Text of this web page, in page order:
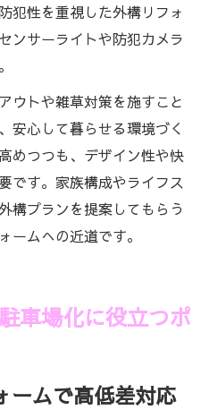
犯性を重視した外構リフォ
ンサーライトや防犯カメラ
ウトや雑草対策を施すこと
安心して暮らせる環境づく
めつつも、デザイン性や快
です。家族構成やライフス
構プランを提案してもらう
ームへの近道です。
車場化に役立つポ
ームで高低差対応